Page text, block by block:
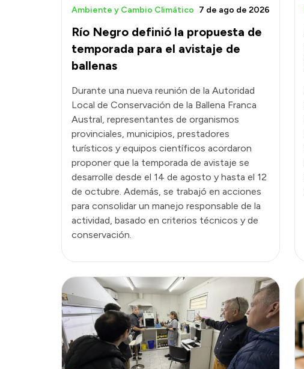
Río Negro definió la propuesta de
temporada para el avistaje de
ballenas
Ambiente y Cambio Climático 7 de ago de 2026
Durante una nueva reunión de la Autoridad
Local de Conservación de la Ballena Franca
Austral, representantes de organismos
provinciales, municipios, prestadores
turísticos y equipos científicos acordaron
proponer que la temporada de avistaje se
desarrolle desde el 14 de agosto y hasta el 12
de octubre. Además, se trabajó en acciones
para consolidar un manejo responsable de la
actividad, basado en criterios técnicos y de
conservación.